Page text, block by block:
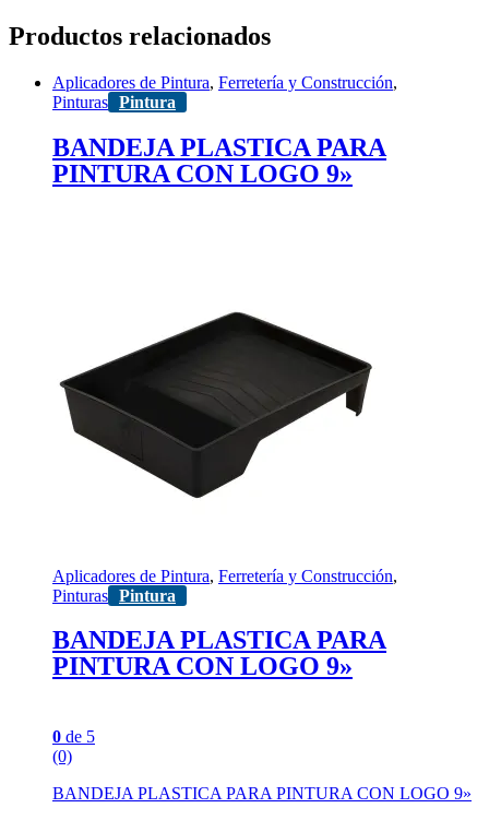
Productos relacionados
Aplicadores de Pintura, Ferretería y Construcción,
Pinturas Pintura
BANDEJA PLASTICA PARA
PINTURA CON LOGO 9»
Aplicadores de Pintura, Ferretería y Construcción,
Pinturas Pintura
BANDEJA PLASTICA PARA
PINTURA CON LOGO 9»
0 de 5
(0)
BANDEJA PLASTICA PARA PINTURA CON LOGO 9»